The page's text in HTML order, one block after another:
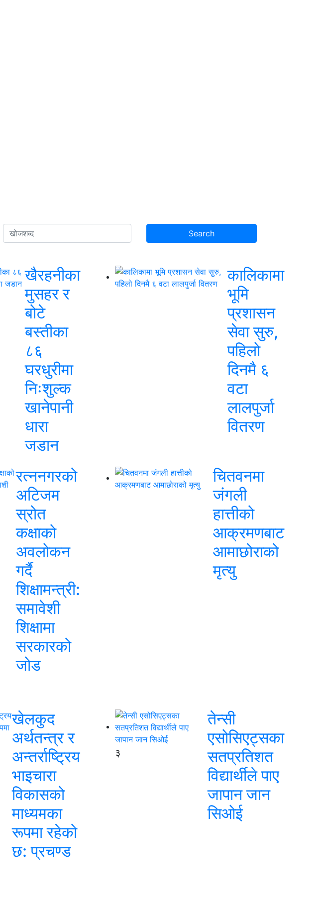
खैरहनीका
मुसहर र
बोटे
बस्तीका
८६
घरधुरीमा
निःशुल्क
खानेपानी
धारा
जडान
कालिकामा
भूमि
प्रशासन
सेवा सुरु,
पहिलो
दिनमै ६
वटा
लालपुर्जा
वितरण
रत्ननगरको
अटिजम
स्रोत
कक्षाको
अवलोकन
गर्दै
शिक्षामन्त्री:
समावेशी
शिक्षामा
सरकारको
जोड
चितवनमा
जंगली
हात्तीको
आक्रमणबाट
आमाछोराको
मृत्यु
खेलकुद
अर्थतन्त्र र
अन्तर्राष्ट्रिय
भाइचारा
विकासको
माध्यमका
रूपमा रहेको
छ: प्रचण्ड
३
तेन्सी
एसोसिएट्सका
सतप्रतिशत
विद्यार्थीले पाए
जापान जान
सिओई